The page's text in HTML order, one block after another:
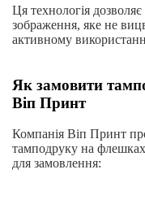
Ця технологія
зображення, яке не
активному
Як замовити
Віп Принт
Компанія Віп Принт
тамподруку на
для замовлення: